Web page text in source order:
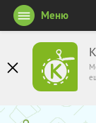
Меню